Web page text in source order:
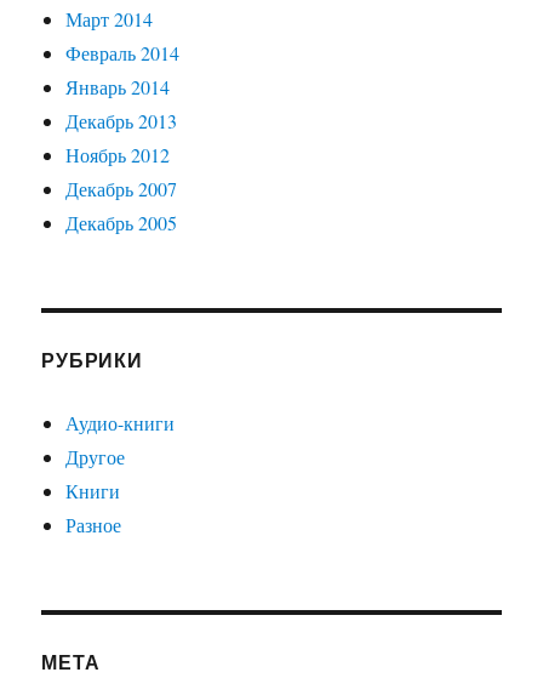
Март 2014
Февраль 2014
Январь 2014
Декабрь 2013
Ноябрь 2012
Декабрь 2007
Декабрь 2005
РУБРИКИ
Аудио-книги
Другое
Книги
Разное
МЕТА